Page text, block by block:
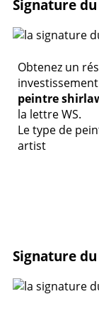
Signature
Obtenez un
peintre
la lettre WS.
Le type de
artist
Signature